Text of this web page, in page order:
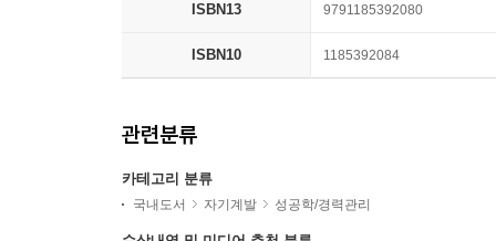
ISBN13 9791185392080
ISBN10 1185392084
관련분류
카테고리 분류
국내도서 자기계발 성공학/경력관리